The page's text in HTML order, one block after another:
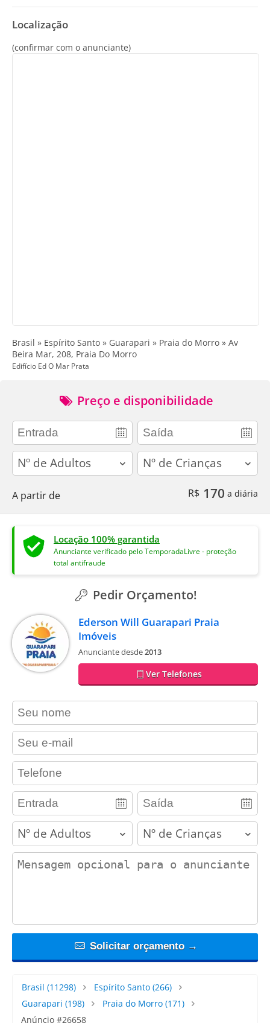
Localização
(confirmar com o anunciante)
Brasil » Espírito Santo » Guarapari » Praia do Morro » Av
Beira Mar, 208, Praia Do Morro
Edifício Ed O Mar Prata
Preço e disponibilidade
adults children
A partir de R$ 170 a diária
Locação 100% garantida
Anunciante verificado pelo TemporadaLivre - proteção
total antifraude
Pedir Orçamento!
Ederson Will Guarapari Praia
Imóveis
Anunciante desde2013
Ver Telefones
contact_name
contact_email
contact_phone
adults children
contact_message
Solicitar orçamento →
Brasil (11298) Espírito Santo(266)
Guarapari (198) Praia do Morro(171)
Anúncio #26658